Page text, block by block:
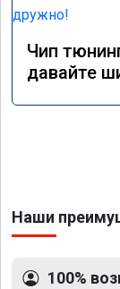
Чип
давайте
Наши
100%